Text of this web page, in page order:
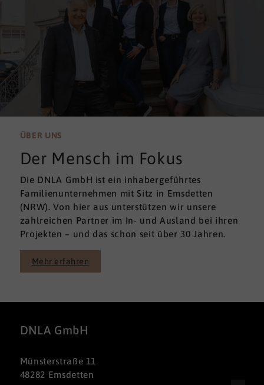
ÜBER UNS
Der Mensch im Fokus
Die DNLA GmbH ist ein inhabergeführtes
Familienunternehmen mit Sitz in Emsdetten
(NRW). Von hier aus unterstützen wir unsere
zahlreichen Partner im In- und Ausland bei ihren
Projekten – und das schon seit über 30 Jahren.
Mehr erfahren
DNLA GmbH
Münsterstraße 11
48282 Emsdetten